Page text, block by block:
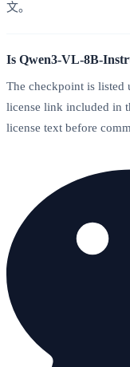
文。
Is Qwen3-VL-8B-
The checkpoint is listed
license link included in
license text before